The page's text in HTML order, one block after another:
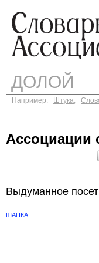
Например: Штука,
Выдуманное
ШАПКА